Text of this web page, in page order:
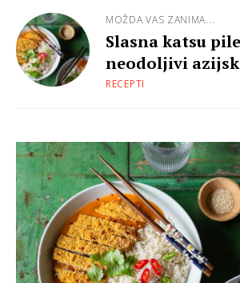
MOŽDA VAS ZANIMA...
Slasna katsu
neodoljivi
RECEPTI